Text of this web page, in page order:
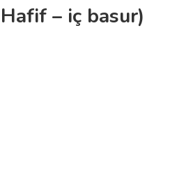
– iç basur)